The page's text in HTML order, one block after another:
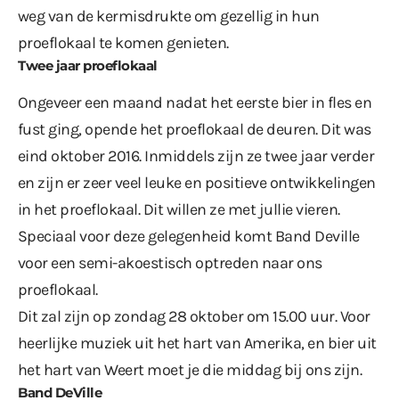
weg van de kermisdrukte om gezellig in hun
proeflokaal te komen genieten.
Twee jaar proeflokaal
Ongeveer een maand nadat het eerste bier in fles en
fust ging, opende het proeflokaal de deuren. Dit was
eind oktober 2016. Inmiddels zijn ze twee jaar verder
en zijn er zeer veel leuke en positieve ontwikkelingen
in het proeflokaal. Dit willen ze met jullie vieren.
Speciaal voor deze gelegenheid komt Band Deville
voor een semi-akoestisch optreden naar ons
proeflokaal.
Dit zal zijn op zondag 28 oktober om 15.00 uur. Voor
heerlijke muziek uit het hart van Amerika, en bier uit
het hart van Weert moet je die middag bij ons zijn.
Band DeVille